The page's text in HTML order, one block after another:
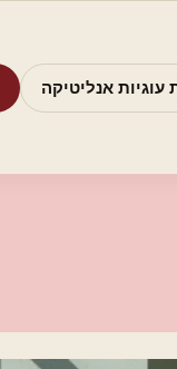
עוגיות אנליטיקה